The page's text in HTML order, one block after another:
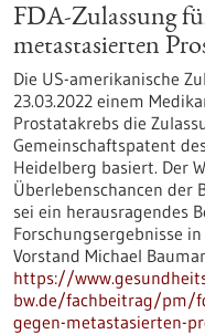
FDA-Zulassung
metastasierten
Die US-amerikanische
23.03.2022 einem
Prostatakrebs die
Gemeinschaftspatent
Heidelberg basiert. Der
Überlebenschancen der
sei ein herausragendes
Forschungsergebnisse
Vorstand Michael
https://
bw.de/fachbeitrag/pm/
gegen-metastasierten-